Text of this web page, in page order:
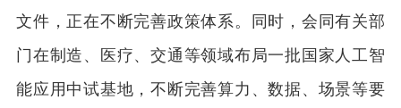
文件，正在不断完善政策体系。同时，会同有关部
门在制造、医疗、交通等领域布局一批国家人工智
能应用中试基地，不断完善算力、数据、场景等要